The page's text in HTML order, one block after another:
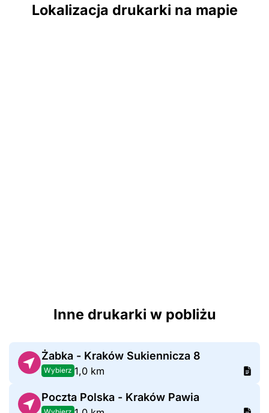
Lokalizacja drukarki na mapie
Inne drukarki w pobliżu
Żabka - Kraków Sukiennicza 8
Wybierz 1,0 km
Poczta Polska - Kraków Pawia